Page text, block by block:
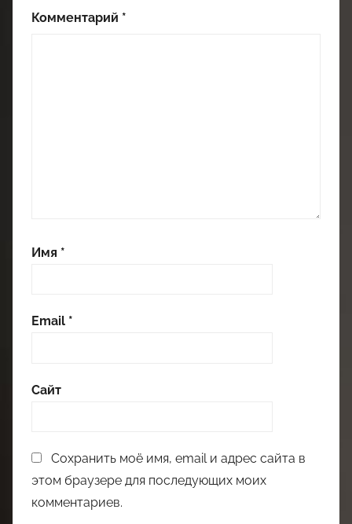
Комментарий *
Имя *
Email *
Сайт
Сохранить моё имя, email и адрес сайта в
этом браузере для последующих моих
комментариев.